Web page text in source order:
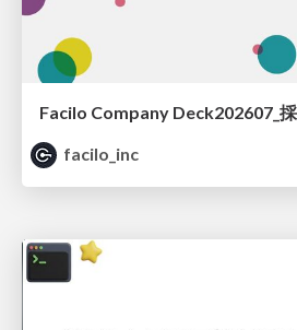
Facilo Company Deck202607_
facilo_inc